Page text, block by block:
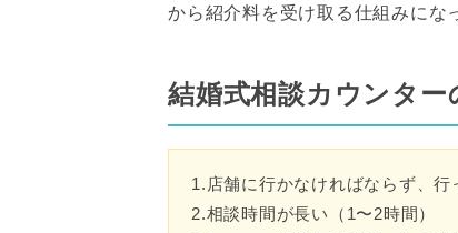
から紹介料を受け取る仕組みにな
結婚式相談カウンタ
1.店舗に行かなければならず、行
2.相談時間が長い（1〜2時間）